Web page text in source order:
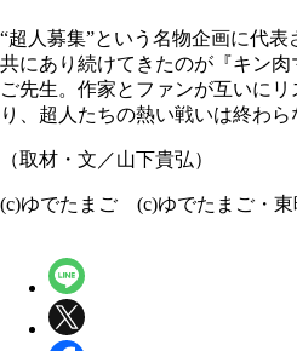
“超人募集”という名物企画に代
共にあり続けてきたのが『キン
ご先生。作家とファンが互いに
り、超人たちの熱い戦いは終わら
（取材・文／山下貴弘）
(c)ゆでたまご (c)ゆでたまご・東